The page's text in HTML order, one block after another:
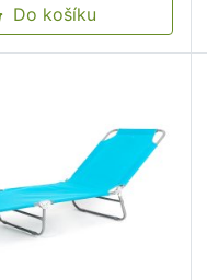
Do košíku